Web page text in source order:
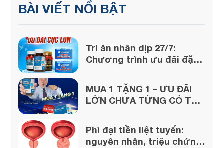
BÀI VIẾT NỔI BẬT
Tri ân nhân dịp 27/7:
Chương trình ưu đãi đặc
MUA 1 TẶNG 1 – ƯU ĐÃI
LỚN CHƯA TỪNG CÓ TỪ
Phì đại tiền liệt tuyến:
nguyên nhân, triệu chứng